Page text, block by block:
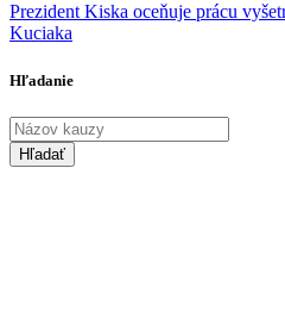
Prezident Kiska oceňuje prácu
Kuciaka
Hľadanie